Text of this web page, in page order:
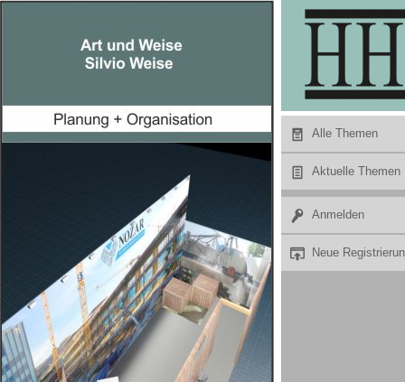
Alle Themen
Aktuelle Themen
Anmelden
Neue